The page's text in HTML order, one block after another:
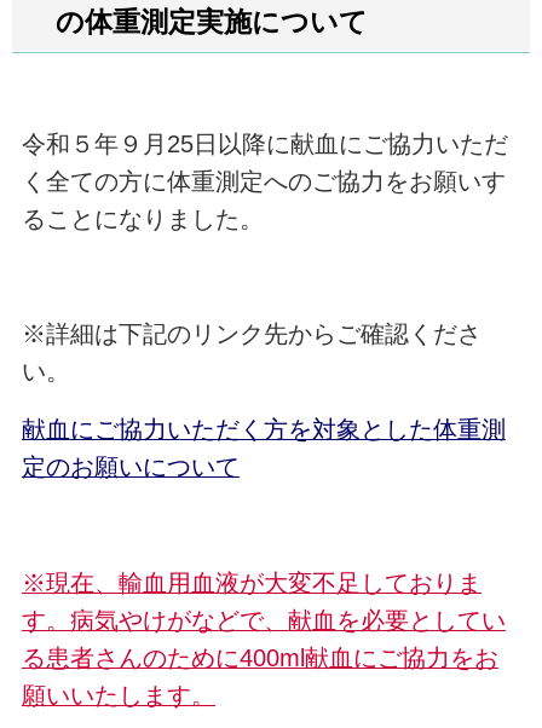
の体重測定実施について
令和５年９月25日以降に献血にご協力いただ
く全ての方に体重測定へのご協力をお願いす
ることになりました。
※詳細は下記のリンク先からご確認くださ
い。
献血にご協力いただく方を対象とした体重測
定のお願いについて
※現在、輸血用血液が大変不足しておりま
す。病気やけがなどで、献血を必要としてい
る患者さんのために400ml献血にご協力をお
願いいたします。